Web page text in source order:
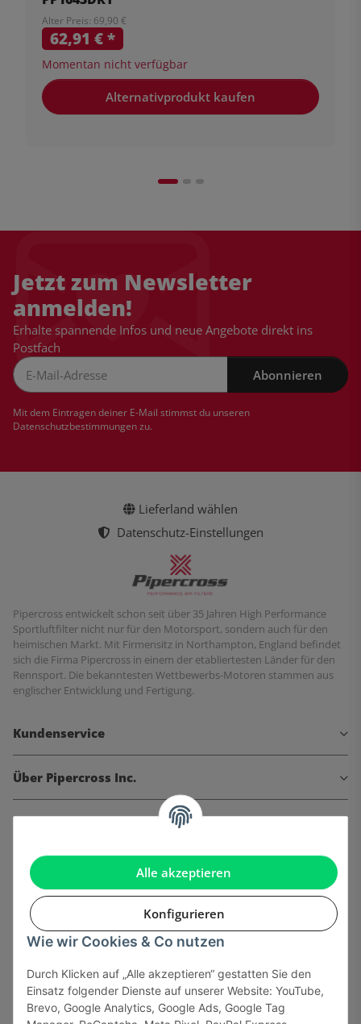
Alle akzeptieren
Konfigurieren
Wie wir Cookies & Co nutzen
Durch Klicken auf „Alle akzeptieren“ gestatten Sie den
Einsatz folgender Dienste auf unserer Website: YouTube,
Brevo, Google Analytics, Google Ads, Google Tag
Alter Preis: 69,90 €
62,91 €*
Momentan nicht verfügbar
Alternativprodukt kaufen
Jetzt zum Newsletter
anmelden!
Erhalte spannende Infos und neue Angebote direkt ins
Postfach
Abonnieren
Mit dem Eintragen deiner E-Mail stimmst du unseren
Datenschutzbestimmungenzu.
Lieferland wählen
Datenschutz-Einstellungen
Pipercross entwickelt schon seit über 35 Jahren High Performance
Sportluftfilter nicht nur für den Motorsport, sondern auch für den
heimischen Markt. Mit Firmensitz in Northampton, England befindet
sich die Firma Pipercross in einem der etabliertesten Länder für den
Rennsport. Die bekanntesten Wettbewerbs-Motoren stammen aus
englischer Entwicklung und Fertigung.
Kundenservice
Über Pipercross Inc.
Informationen
Gesetzliche Informationen
Sicher bezahlen via: